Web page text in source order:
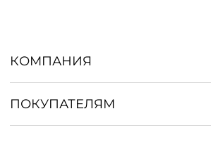
КОМПАНИЯ
ПОКУПАТЕЛЯМ